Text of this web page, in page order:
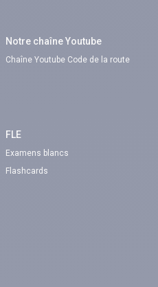
Notre chaîne Youtube
Chaîne Youtube Code de la route
FLE
Examens blancs
Flashcards